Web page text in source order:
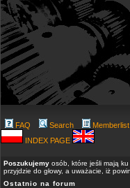
FAQ Search Memberlist
INDEX PAGE
Poszukujemy osób, które jeśli mają ku
przyjdzie do głowy, a uważacie, iż
Ostatnio na forum